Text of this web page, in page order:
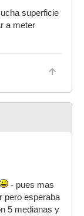
superficie
a meter
- pues mas
pero esperaba
5 medianas y